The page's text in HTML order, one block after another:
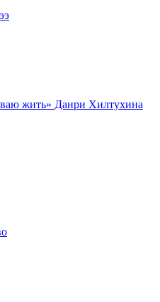
жить» Данри Хилтухина